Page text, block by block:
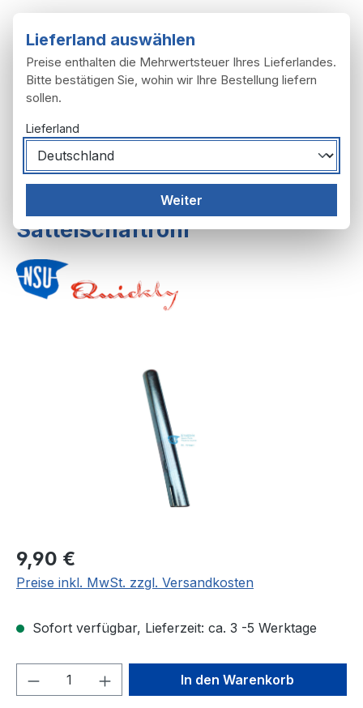
Sattel, Sitzbank
Sattelschaftrohr
Regulärer Preis:
9,90 €
Preise inkl. MwSt. zzgl. Versandkosten
Sofort verfügbar, Lieferzeit: ca. 3 -5 Werktage
Produkt Anzahl: Gib denIn den Warenkorb
Lieferland auswählen
Preise enthalten die Mehrwertsteuer Ihres Lieferlandes.
Bitte bestätigen Sie, wohin wir Ihre Bestellung liefern
sollen.
Lieferland
Weiter